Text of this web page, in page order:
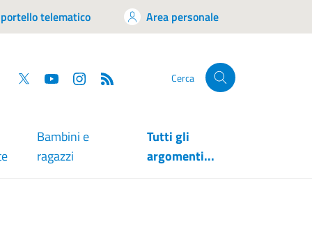
telematico Area personale
Facebook
Twitter YouTube Cerca
Bambini e
ragazzi
Tutti gli
argomenti...